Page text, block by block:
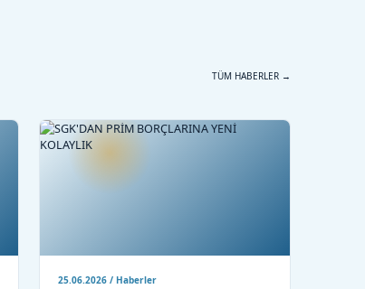
TÜM HABERLER →
25.06.2026 / Haberler